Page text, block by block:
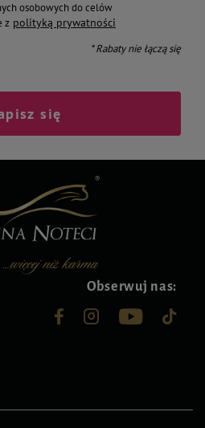
osobowych do celów
z polityką prywatności
* Rabaty nie łączą się
się
Obserwuj nas: